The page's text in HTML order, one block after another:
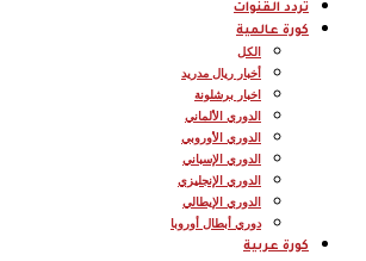
تردد القنوات
كورة عالمية
الكل
أخبار ريال مدريد
اخبار برشلونة
الدوري الألماني
الدوري الأوروبي
الدوري الإسباني
الدوري الإنجليزي
الدوري الإيطالي
دوري أبطال أوروبا
كورة عربية